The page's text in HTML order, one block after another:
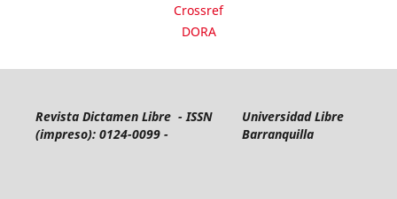
Crossref
DORA
Revista Dictamen Libre - ISSN
(impreso): 0124-0099 -
Universidad Libre
Barranquilla